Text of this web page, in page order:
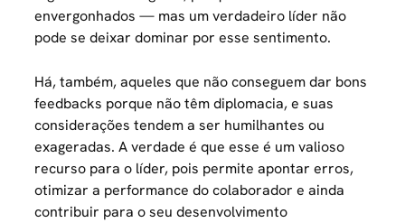
envergonhados — mas um verdadeiro líder não
pode se deixar dominar por esse sentimento.
Há, também, aqueles que não conseguem dar bons
feedbacks porque não têm diplomacia, e suas
considerações tendem a ser humilhantes ou
exageradas. A verdade é que esse é um valioso
recurso para o líder, pois permite apontar erros,
otimizar a performance do colaborador e ainda
contribuir para o seu desenvolvimento